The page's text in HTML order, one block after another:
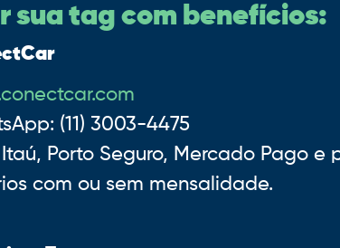
sua tag com benefícios:
(11) 3003-4475
Itaú, Porto Seguro, Mercado Pago e
com ou sem mensalidade.